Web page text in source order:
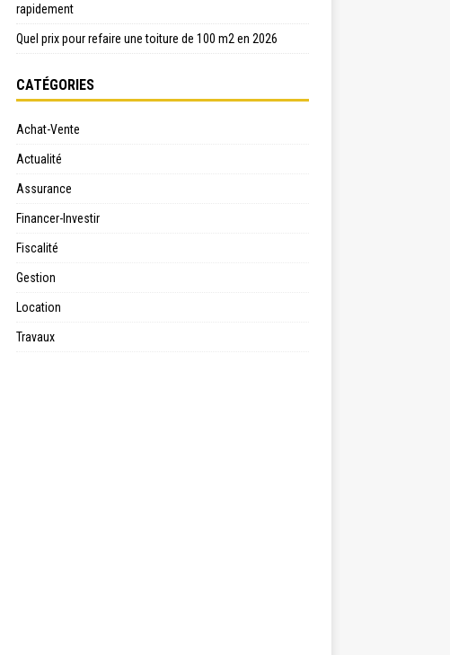
rapidement
Quel prix pour refaire une toiture de 100 m2 en 2026
CATÉGORIES
Achat-Vente
Actualité
Assurance
Financer-Investir
Fiscalité
Gestion
Location
Travaux